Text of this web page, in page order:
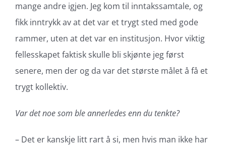
mange andre igjen. Jeg kom til inntakssamtale, og
fikk inntrykk av at det var et trygt sted med gode
rammer, uten at det var en institusjon. Hvor viktig
fellesskapet faktisk skulle bli skjønte jeg først
senere, men der og da var det største målet å få et
trygt kollektiv.
Var det noe som ble annerledes enn du tenkte?
– Det er kanskje litt rart å si, men hvis man ikke har